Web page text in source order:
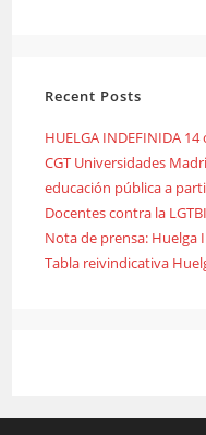
Recent Posts
HUELGA INDEFINIDA
CGT Universidades
educación pública a
Docentes contra la
Nota de prensa:
Tabla reivindicativa